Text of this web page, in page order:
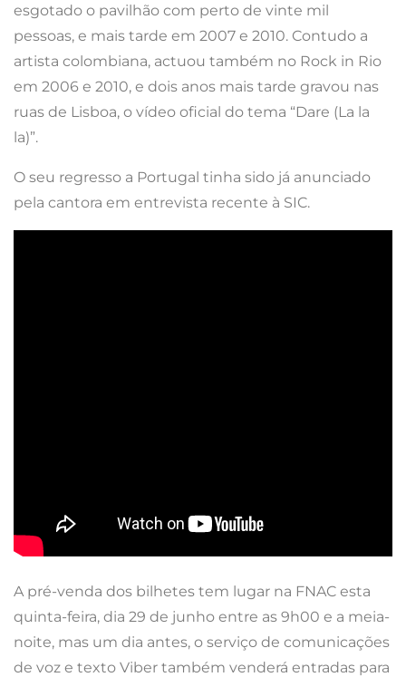
esgotado o pavilhão com perto de vinte mil
pessoas, e mais tarde em 2007 e 2010. Contudo a
artista colombiana, actuou também no Rock in Rio
em 2006 e 2010, e dois anos mais tarde gravou nas
ruas de Lisboa, o vídeo oficial do tema “Dare (La la
la)”.
O seu regresso a Portugal tinha sido já anunciado
pela cantora em entrevista recente à SIC.
A pré-venda dos bilhetes tem lugar na FNAC esta
quinta-feira, dia 29 de junho entre as 9h00 e a meia-
noite, mas um dia antes, o serviço de comunicações
de voz e texto Viber também venderá entradas para